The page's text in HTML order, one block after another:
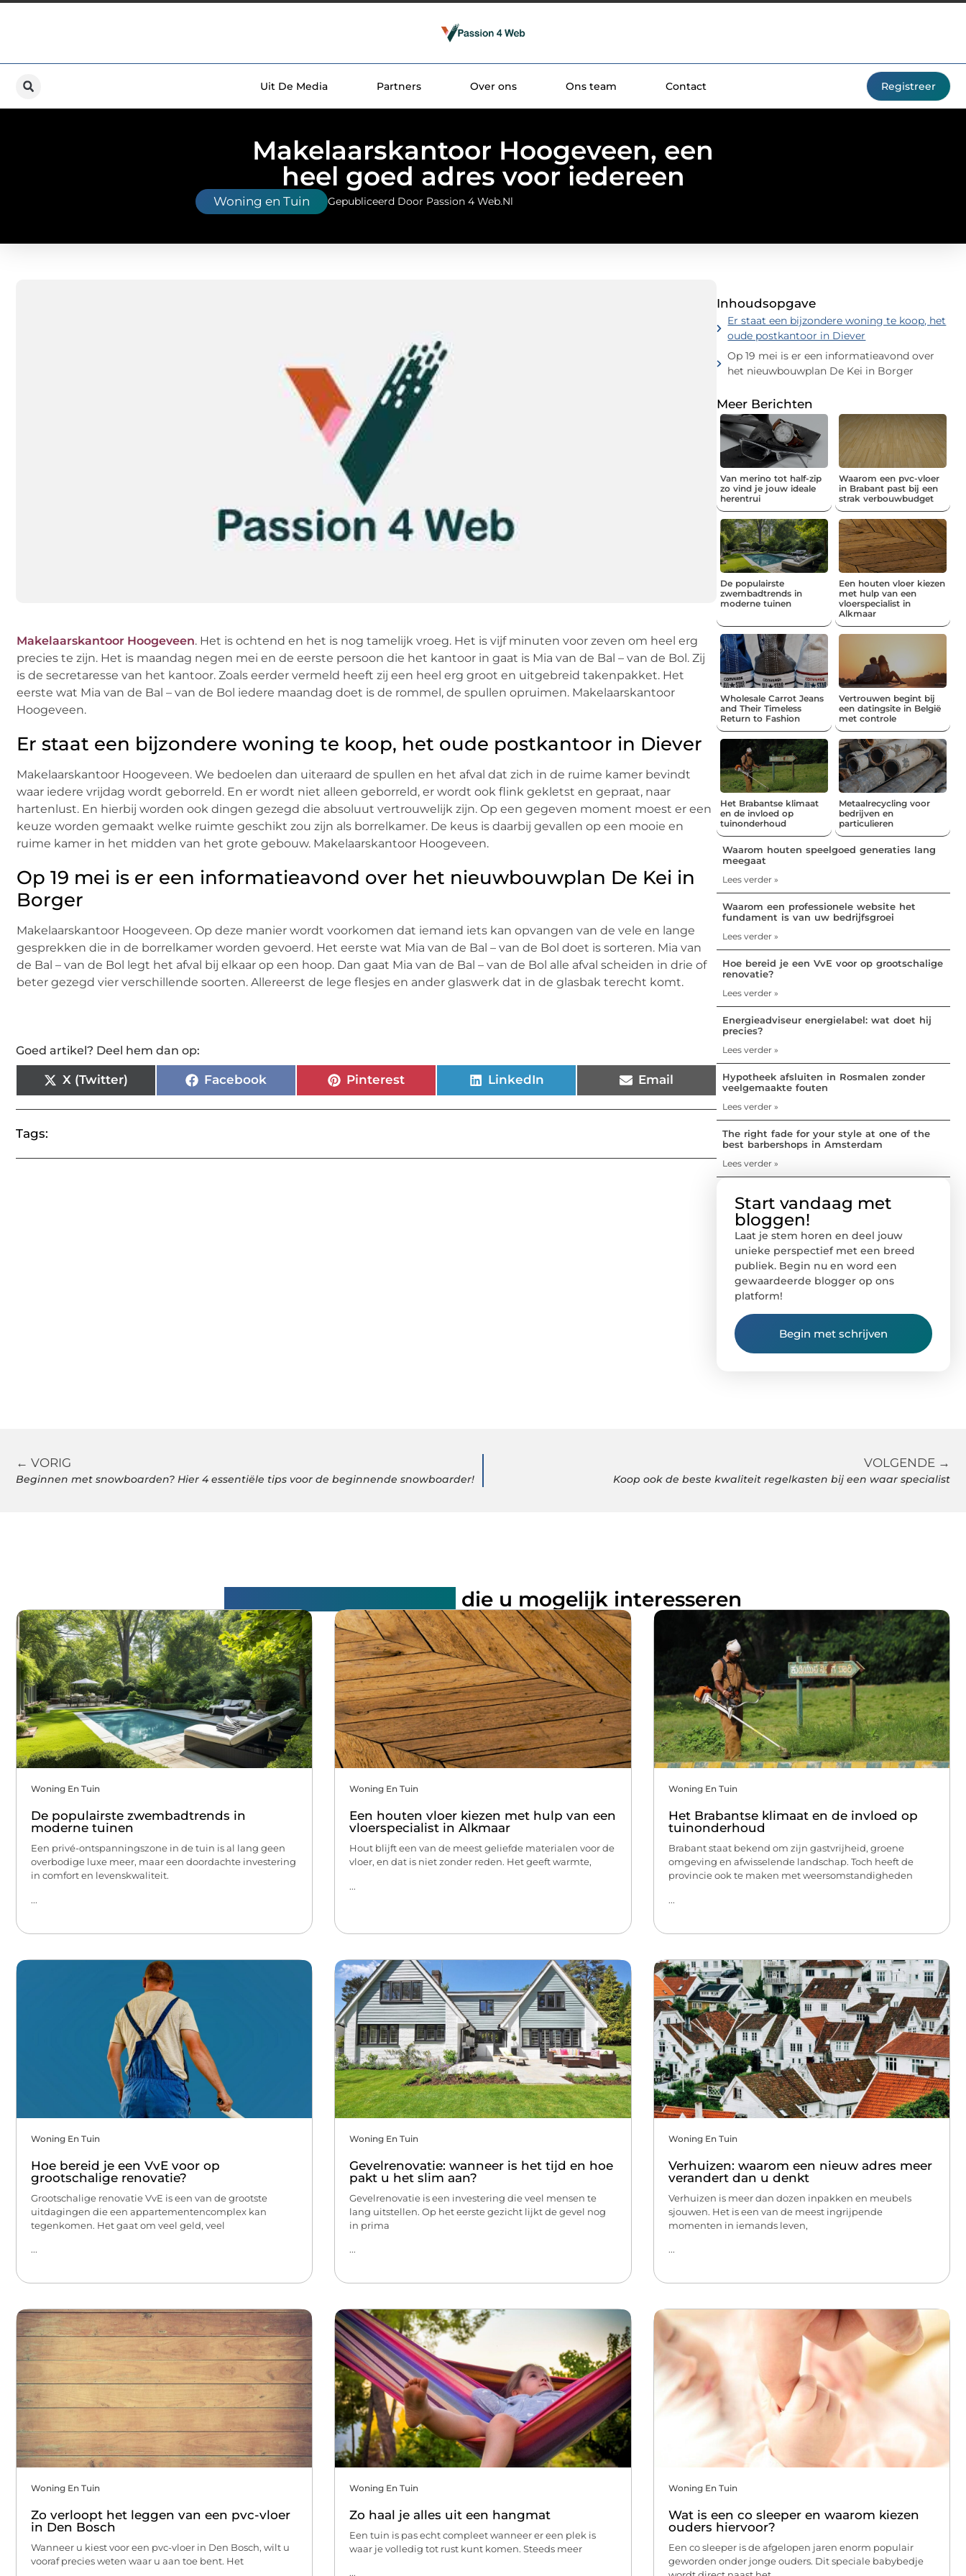
Uit De Media Partners Over ons Ons team Contact Registreer
Makelaarskantoor Hoogeveen, een
heel goed adres voor iedereen
Woning en Tuin Gepubliceerd Door Passion 4 Web.nl
Makelaarskantoor Hoogeveen. Het is ochtend en het is nog tamelijk vroeg. Het is vijf minuten voor zeven om heel erg
precies te zijn. Het is maandag negen mei en de eerste persoon die het kantoor in gaat is Mia van de Bal – van de Bol. Zij
is de secretaresse van het kantoor. Zoals eerder vermeld heeft zij een heel erg groot en uitgebreid takenpakket. Het
eerste wat Mia van de Bal – van de Bol iedere maandag doet is de rommel, de spullen opruimen. Makelaarskantoor
Hoogeveen.
Er staat een bijzondere woning te koop, het oude postkantoor in Diever
Makelaarskantoor Hoogeveen. We bedoelen dan uiteraard de spullen en het afval dat zich in de ruime kamer bevindt
waar iedere vrijdag wordt geborreld. En er wordt niet alleen geborreld, er wordt ook flink gekletst en gepraat, naar
hartenlust. En hierbij worden ook dingen gezegd die absoluut vertrouwelijk zijn. Op een gegeven moment moest er een
keuze worden gemaakt welke ruimte geschikt zou zijn als borrelkamer. De keus is daarbij gevallen op een mooie en
ruime kamer in het midden van het grote gebouw. Makelaarskantoor Hoogeveen.
Op 19 mei is er een informatieavond over het nieuwbouwplan De Kei in
Borger
Makelaarskantoor Hoogeveen. Op deze manier wordt voorkomen dat iemand iets kan opvangen van de vele en lange
gesprekken die in de borrelkamer worden gevoerd. Het eerste wat Mia van de Bal – van de Bol doet is sorteren. Mia van
de Bal – van de Bol legt het afval bij elkaar op een hoop. Dan gaat Mia van de Bal – van de Bol alle afval scheiden in drie of
beter gezegd vier verschillende soorten. Allereerst de lege flesjes en ander glaswerk dat in de glasbak terecht komt.
Goed artikel? Deel hem dan op:
X (Twitter) Facebook Pinterest LinkedIn Email
Tags:
Inhoudsopgave
Er staat een bijzondere woning te koop, het
oude postkantoor in Diever
Op 19 mei is er een informatieavond over
het nieuwbouwplan De Kei in Borger
Meer Berichten
Van merino tot half-zip
zo vind je jouw ideale
herentrui
Waarom een pvc-vloer
in Brabant past bij een
strak verbouwbudget
De populairste
zwembadtrends in
moderne tuinen
Een houten vloer kiezen
met hulp van een
vloerspecialist in
Alkmaar
Wholesale Carrot Jeans
and Their Timeless
Return to Fashion
Vertrouwen begint bij
een datingsite in België
met controle
Het Brabantse klimaat
en de invloed op
tuinonderhoud
Metaalrecycling voor
bedrijven en
particulieren
Waarom houten speelgoed generaties lang
meegaat
Lees verder »
Waarom een professionele website het
fundament is van uw bedrijfsgroei
Lees verder »
Hoe bereid je een VvE voor op grootschalige
renovatie?
Lees verder »
Energieadviseur energielabel: wat doet hij
precies?
Lees verder »
Hypotheek afsluiten in Rosmalen zonder
veelgemaakte fouten
Lees verder »
The right fade for your style at one of the
best barbershops in Amsterdam
Lees verder »
Start vandaag met
bloggen!
Laat je stem horen en deel jouw
unieke perspectief met een breed
publiek. Begin nu en word een
gewaardeerde blogger op ons
platform!
Begin met schrijven
← VORIG
Beginnen met snowboarden? Hier 4 essentiële tips voor de beginnende snowboarder!
VOLGENDE →
Koop ook de beste kwaliteit regelkasten bij een waar specialist
die u mogelijk interesseren
Woning En Tuin
De populairste zwembadtrends in
moderne tuinen
Een privé-ontspanningszone in de tuin is al lang geen
overbodige luxe meer, maar een doordachte investering
in comfort en levenskwaliteit.
...
Woning En Tuin
Een houten vloer kiezen met hulp van een
vloerspecialist in Alkmaar
Hout blijft een van de meest geliefde materialen voor de
vloer, en dat is niet zonder reden. Het geeft warmte,
...
Woning En Tuin
Het Brabantse klimaat en de invloed op
tuinonderhoud
Brabant staat bekend om zijn gastvrijheid, groene
omgeving en afwisselende landschap. Toch heeft de
provincie ook te maken met weersomstandigheden
...
Woning En Tuin
Hoe bereid je een VvE voor op
grootschalige renovatie?
Grootschalige renovatie VvE is een van de grootste
uitdagingen die een appartementencomplex kan
tegenkomen. Het gaat om veel geld, veel
...
Woning En Tuin
Gevelrenovatie: wanneer is het tijd en hoe
pakt u het slim aan?
Gevelrenovatie is een investering die veel mensen te
lang uitstellen. Op het eerste gezicht lijkt de gevel nog
in prima
...
Woning En Tuin
Verhuizen: waarom een nieuw adres meer
verandert dan u denkt
Verhuizen is meer dan dozen inpakken en meubels
sjouwen. Het is een van de meest ingrijpende
momenten in iemands leven,
...
Woning En Tuin
Zo verloopt het leggen van een pvc-vloer
in Den Bosch
Wanneer u kiest voor een pvc-vloer in Den Bosch, wilt u
vooraf precies weten waar u aan toe bent. Het
Woning En Tuin
Zo haal je alles uit een hangmat
Een tuin is pas echt compleet wanneer er een plek is
waar je volledig tot rust kunt komen. Steeds meer
...
Woning En Tuin
Wat is een co sleeper en waarom kiezen
ouders hiervoor?
Een co sleeper is de afgelopen jaren enorm populair
geworden onder jonge ouders. Dit speciale babybedje